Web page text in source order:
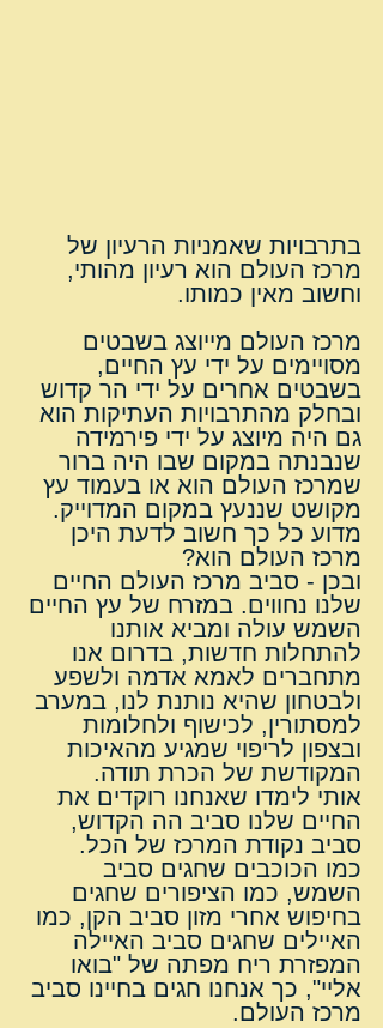
בתרבויות שאמניות הרעיון של
מרכז העולם הוא רעיון מהותי,
וחשוב מאין כמותו.
מרכז העולם מייוצג בשבטים
מסויימים על ידי עץ החיים,
בשבטים אחרים על ידי הר קדוש
ובחלק מהתרבויות העתיקות הוא
גם היה מיוצג על ידי פירמידה
שנבנתה במקום שבו היה ברור
שמרכז העולם הוא או בעמוד עץ
מקושט שננעץ במקום המדוייק.
מדוע כל כך חשוב לדעת היכן
מרכז העולם הוא?
ובכן - סביב מרכז העולם החיים
שלנו נחווים. במזרח של עץ החיים
השמש עולה ומביא אותנו
להתחלות חדשות, בדרום אנו
מתחברים לאמא אדמה ולשפע
ולבטחון שהיא נותנת לנו, במערב
למסתורין, לכישוף ולחלומות
ובצפון לריפוי שמגיע מהאיכות
המקודשת של הכרת תודה.
אותי לימדו שאנחנו רוקדים את
החיים שלנו סביב הה הקדוש,
סביב נקודת המרכז של הכל.
כמו הכוכבים שחגים סביב
השמש, כמו הציפורים שחגים
בחיפוש אחרי מזון סביב הקן, כמו
האיילים שחגים סביב האיילה
המפזרת ריח מפתה של "בואו
אליי", כך אנחנו חגים בחיינו סביב
מרכז העולם.